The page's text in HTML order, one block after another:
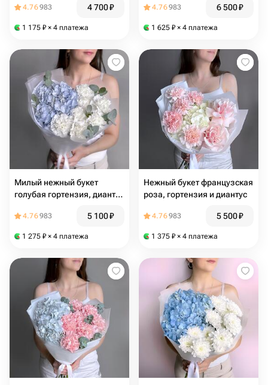
4.76983 4 700₽
1 175 ₽ × 4 платежа
4.76983 6 500₽
1 625 ₽ × 4 платежа
Милый нежный букет
голубая гортензия, диантус
4.76983 5 100₽
1 275 ₽ × 4 платежа
Нежный букет французская
роза, гортензия и диантус
4.76983 5 500₽
1 375 ₽ × 4 платежа